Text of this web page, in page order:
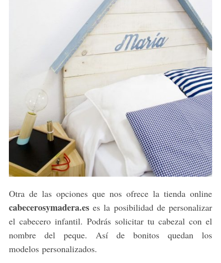
Otra de las opciones que nos ofrece la tienda online
cabecerosymadera.eses la posibilidad de personalizar
el cabecero infantil. Podrás solicitar tu cabezal con el
nombre del peque. Así de bonitos quedan los
modelos personalizados.